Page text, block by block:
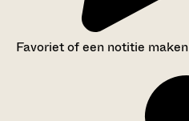
Favoriet of een notitie maken